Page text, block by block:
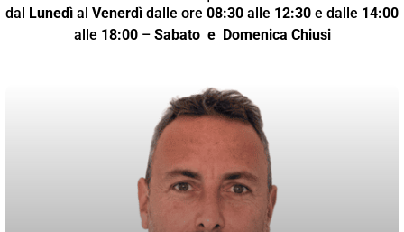
dal Lunedì al Venerdì dalle ore 08:30 alle 12:30 e dalle 14:00
alle 18:00– Sabato e Domenica Chiusi